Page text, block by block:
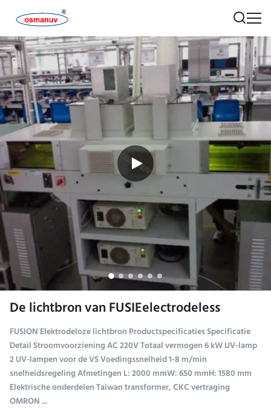
De lichtbron van FUSIEelectrodeless
FUSION Elektrodeloze lichtbron Productspecificaties Specificatie
Detail Stroomvoorziening AC 220V Totaal vermogen 6 kW UV-lamp
2 UV-lampen voor de VS Voedingssnelheid 1-8 m/min
snelheidsregeling Afmetingen L: 2000 mmW: 650 mmH: 1580 mm
Elektrische onderdelen Taiwan transformer, CKC vertraging
OMRON ...